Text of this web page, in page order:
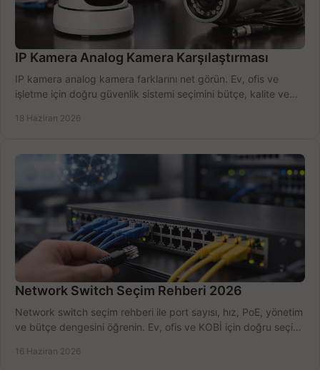
IP Kamera Analog Kamera Karşılaştırması
IP kamera analog kamera farklarını net görün. Ev, ofis ve
işletme için doğru güvenlik sistemi seçimini bütçe, kalite ve
18 Haziran 2026
Network Switch Seçim Rehberi 2026
Network switch seçim rehberi ile port sayısı, hız, PoE, yönetim
ve bütçe dengesini öğrenin. Ev, ofis ve KOBİ için doğru seçimi
16 Haziran 2026